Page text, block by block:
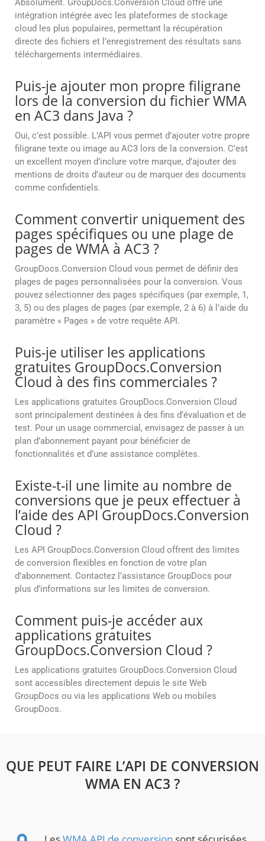
Absolument. GroupDocs.Conversion Cloud offre une
intégration intégrée avec les plateformes de stockage
cloud les plus populaires, permettant la récupération
directe des fichiers et l’enregistrement des résultats sans
téléchargements intermédiaires.
Puis-je ajouter mon propre filigrane
lors de la conversion du fichier WMA
en AC3 dans Java ?
Oui, c’est possible. L’API vous permet d’ajouter votre propre
filigrane texte ou image au AC3 lors de la conversion. C’est
un excellent moyen d’inclure votre marque, d’ajouter des
mentions de droits d’auteur ou de marquer des documents
comme confidentiels.
Comment convertir uniquement des
pages spécifiques ou une plage de
pages de WMA à AC3 ?
GroupDocs.Conversion Cloud vous permet de définir des
plages de pages personnalisées pour la conversion. Vous
pouvez sélectionner des pages spécifiques (par exemple, 1,
3, 5) ou des plages de pages (par exemple, 2 à 6) à l’aide du
paramètre « Pages » de votre requête API.
Puis-je utiliser les applications
gratuites GroupDocs.Conversion
Cloud à des fins commerciales ?
Les applications gratuites GroupDocs.Conversion Cloud
sont principalement destinées à des fins d’évaluation et de
test. Pour un usage commercial, envisagez de passer à un
plan d’abonnement payant pour bénéficier de
fonctionnalités et d’une assistance complètes.
Existe-t-il une limite au nombre de
conversions que je peux effectuer à
l’aide des API GroupDocs.Conversion
Cloud ?
Les API GroupDocs.Conversion Cloud offrent des limites
de conversion flexibles en fonction de votre plan
d’abonnement. Contactez l’assistance GroupDocs pour
plus d’informations sur les limites de conversion.
Comment puis-je accéder aux
applications gratuites
GroupDocs.Conversion Cloud ?
Les applications gratuites GroupDocs.Conversion Cloud
sont accessibles directement depuis le site Web
GroupDocs ou via les applications Web ou mobiles
GroupDocs.
QUE PEUT FAIRE L’API DE CONVERSION
WMA EN AC3 ?